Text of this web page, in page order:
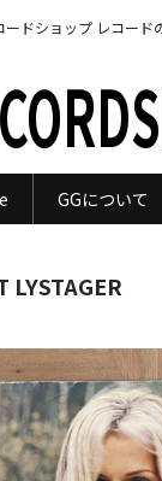
ードショップ レコード
GGについて
LYSTAGER